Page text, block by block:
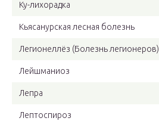
Ку-лихорадка
Кьясанурская лесная болезнь
Легионеллёз (Болезнь легионеров)
Лейшманиоз
Лепра
Лептоспироз